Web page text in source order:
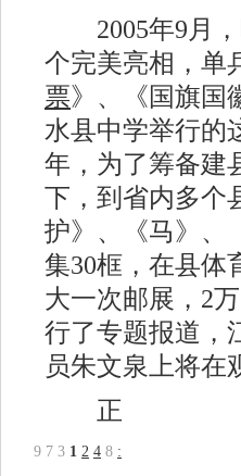
2005年9月，
个完美亮相，单
票》、《国旗国
水县中学举行的
年，为了筹备建
下，到省内多个
护》、《马》、
集30框，在县体
大一次邮展，2
行了专题报道，
员朱文泉上将在
正
9 7 3 1 2 4 8 :